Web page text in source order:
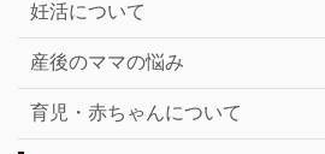
妊活について
産後のママの悩み
育児・赤ちゃんについて